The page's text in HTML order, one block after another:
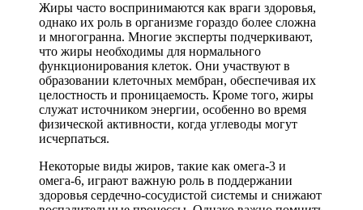
Жиры часто воспринимаются как враги здоровья,
однако их роль в организме гораздо более сложна
и многогранна. Многие эксперты подчеркивают,
что жиры необходимы для нормального
функционирования клеток. Они участвуют в
образовании клеточных мембран, обеспечивая их
целостность и проницаемость. Кроме того, жиры
служат источником энергии, особенно во время
физической активности, когда углеводы могут
исчерпаться.
Некоторые виды жиров, такие как омега-3 и
омега-6, играют важную роль в поддержании
здоровья сердечно-сосудистой системы и снижают